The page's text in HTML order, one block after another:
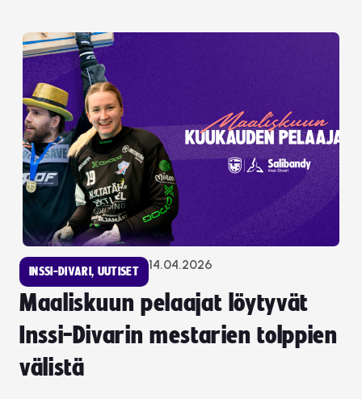
INSSI-DIVARI , UUTISET 14.04.2026
Maaliskuun pelaajat löytyvät
Inssi-Divarin mestarien tolppien
välistä